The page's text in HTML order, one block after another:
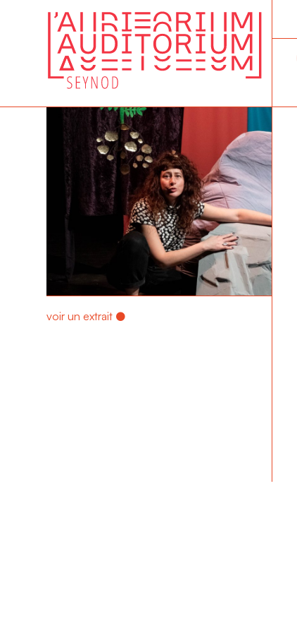
voir un extrait